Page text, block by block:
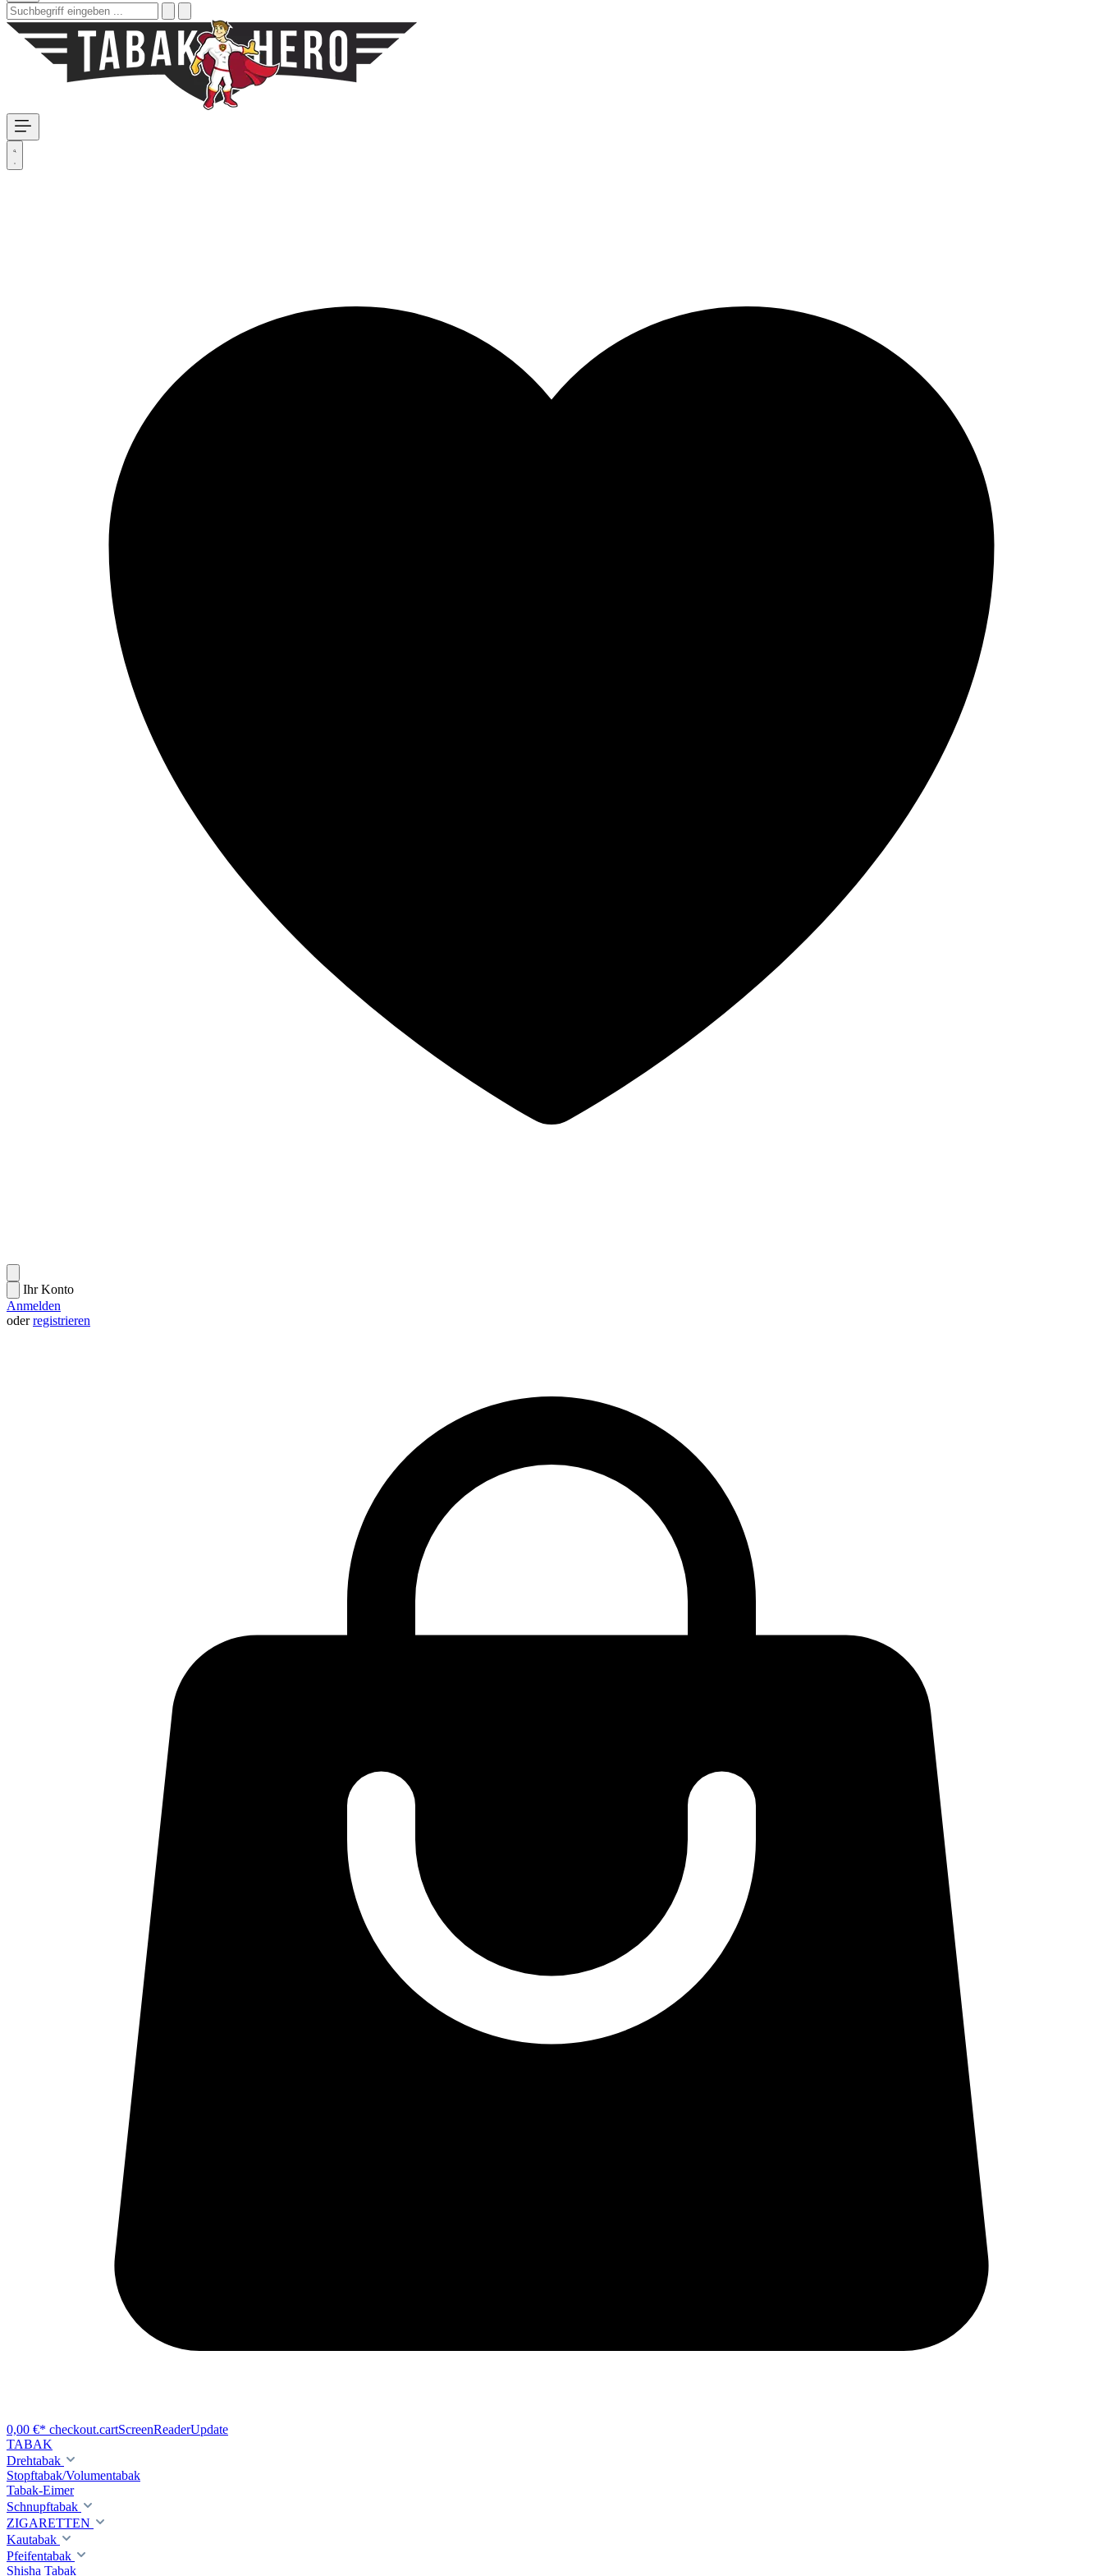
Ihr Konto
Anmelden
oderregistrieren
0,00 €* checkout.cartScreenReaderUpdate
TABAK
Drehtabak
Stopftabak/Volumentabak
Tabak-Eimer
Schnupftabak
ZIGARETTEN
Kautabak
Pfeifentabak
Shisha Tabak